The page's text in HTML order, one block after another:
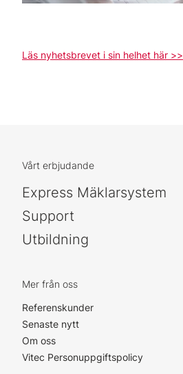
Läs nyhetsbrevet i sin helhet här >>
Vårt erbjudande
Express Mäklarsystem
Support
Utbildning
Mer från oss
Referenskunder
Senaste nytt
Om oss
Vitec Personuppgiftspolicy